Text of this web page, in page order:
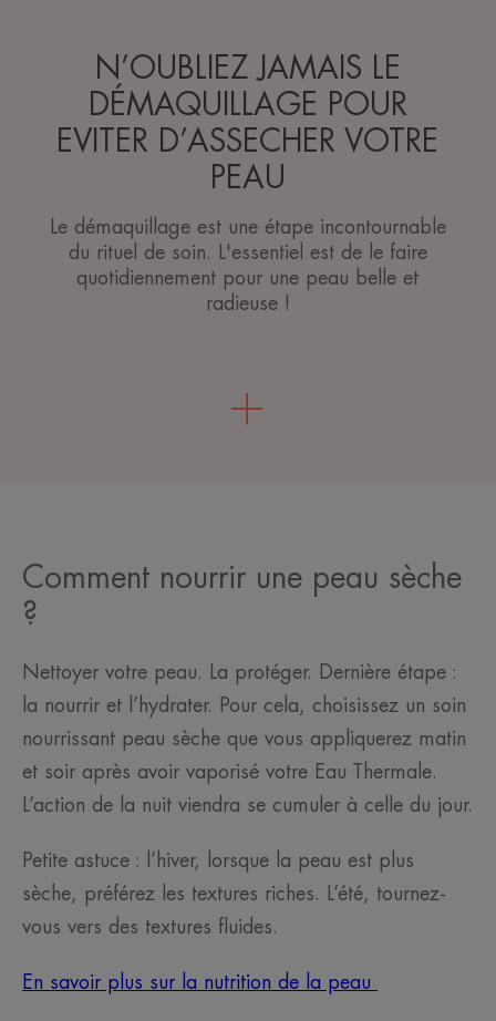
N’OUBLIEZ JAMAIS LE
DÉMAQUILLAGE POUR
EVITER D’ASSECHER VOTRE
PEAU
Le démaquillage est une étape incontournable
du rituel de soin. L'essentiel est de le faire
quotidiennement pour une peau belle et
radieuse !
Comment nourrir une peau sèche
?
Nettoyer votre peau. La protéger. Dernière étape :
la nourrir et l’hydrater. Pour cela, choisissez un soin
nourrissant peau sèche que vous appliquerez matin
et soir après avoir vaporisé votre Eau Thermale.
L’action de la nuit viendra se cumuler à celle du jour.
Petite astuce : l’hiver, lorsque la peau est plus
sèche, préférez les textures riches. L’été, tournez-
vous vers des textures fluides.
En savoir plus sur la nutrition de la peau